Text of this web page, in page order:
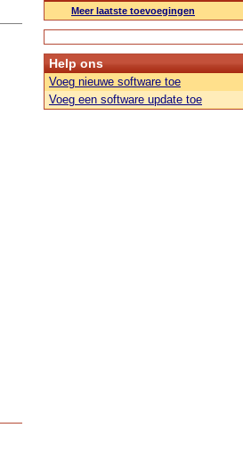
Meer laatste toevoegingen
Help ons
Voeg nieuwe software toe
Voeg een software update toe